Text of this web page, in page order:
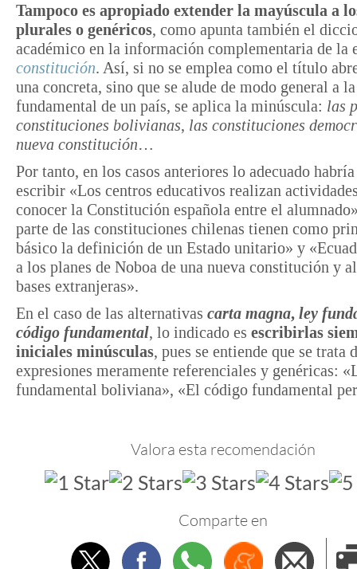
Tampoco es apropiado extender la mayúscula a
plurales o genéricos, como apunta también el
académico en la información complementaria de la
constitución. Así, si no se emplea como el título
una concreta, sino que se alude de modo general a
fundamental de un país, se aplica la minúscula: las
constituciones bolivianas, las constituciones
nueva constitución…
Por tanto, en los casos anteriores lo adecuado
escribir «Los centros educativos realizan
conocer la Constitución española entre el
parte de las constituciones chilenas tienen como
básico la definición de un Estado unitario» y
a los planes de Noboa de una nueva constitución y
bases extranjeras».
En el caso de las alternativas carta magna, ley
código fundamental, lo indicado es escribirlas
iniciales minúsculas, pues se entiende que se trata
expresiones meramente referenciales y genéricas:
fundamental boliviana», «El código fundamental
Valora esta recomendación
Comparte en
TwitterFacebookWhatsappMenéame